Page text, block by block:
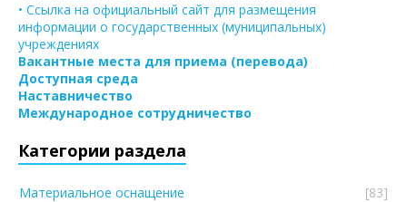
• Ссылка на официальный сайт для размещения
информации о государственных (муниципальных)
учреждениях
Вакантные места для приема (перевода)
Доступная среда
Наставничество
Международное сотрудничество
Категории раздела
Материальное оснащение
[83]